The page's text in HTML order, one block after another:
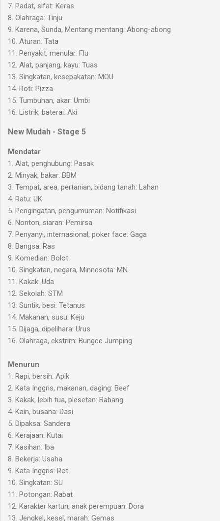
7. Padat, sifat: Keras
8. Olahraga: Tinju
9. Karena, Sunda, Mentang mentang: Abong-abong
10. Aturan: Tata
11. Penyakit, menular: Flu
12. Alat, panjang, kayu: Tuas
13. Singkatan, kesepakatan: MOU
14. Roti: Pizza
15. Tumbuhan, akar: Umbi
16. Listrik, baterai: Aki
New Mudah - Stage 5
Mendatar
1. Alat, penghubung: Pasak
2. Minyak, bakar: BBM
3. Tempat, area, pertanian, bidang tanah: Lahan
4. Ratu: UK
5. Pengingatan, pengumuman: Notifikasi
6. Nonton, siaran: Pemirsa
7. Penyanyi, internasional, poker face: Gaga
8. Bangsa: Ras
9. Komedian: Bolot
10. Singkatan, negara, Minnesota: MN
11. Kakak: Uda
12. Sekolah: STM
13. Suntik, besi: Tetanus
14. Makanan, susu: Keju
15. Dijaga, dipelihara: Urus
16. Olahraga, ekstrim: Bungee Jumping
Menurun
1. Rapi, bersih: Apik
2. Kata Inggris, makanan, daging: Beef
3. Kakak, lebih tua, plesetan: Babang
4. Kain, busana: Dasi
5. Dipaksa: Sandera
6. Kerajaan: Kutai
7. Kasihan: Iba
8. Bekerja: Usaha
9. Kata Inggris: Rot
10. Singkatan: SU
11. Potongan: Rabat
12. Karakter kartun, anak perempuan: Dora
13. Jengkel, kesel, marah: Gemas